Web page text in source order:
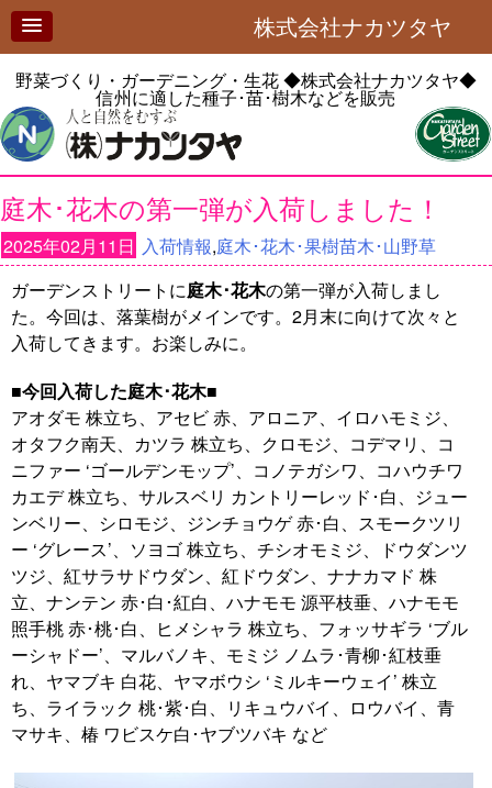
株式会社ナカツタヤ
野菜づくり・ガーデニング・生花◆株式会社ナカツタヤ◆
信州に適した種子･苗･樹木などを販売
庭木･花木の第一弾が入荷しました！
2025年02月11日 入荷情報,庭木･花木･果樹苗木･山野草
ガーデンストリートに庭木･花木の第一弾が入荷しまし
た。今回は、落葉樹がメインです。2月末に向けて次々と
入荷してきます。お楽しみに。
■今回入荷した庭木･花木■
アオダモ 株立ち、アセビ 赤、アロニア、イロハモミジ、
オタフク南天、カツラ 株立ち、クロモジ、コデマリ、コ
ニファー ‘ゴールデンモップ’、コノテガシワ、コハウチワ
カエデ 株立ち、サルスベリ カントリーレッド･白、ジュー
ンベリー、シロモジ、ジンチョウゲ 赤･白、スモークツリ
ー ‘グレース’、ソヨゴ 株立ち、チシオモミジ、ドウダンツ
ツジ、紅サラサドウダン、紅ドウダン、ナナカマド 株
立、ナンテン 赤･白･紅白、ハナモモ 源平枝垂、ハナモモ
照手桃 赤･桃･白、ヒメシャラ 株立ち、フォッサギラ ‘ブル
ーシャドー’、マルバノキ、モミジ ノムラ･青柳･紅枝垂
れ、ヤマブキ 白花、ヤマボウシ ‘ミルキーウェイ’ 株立
ち、ライラック 桃･紫･白、リキュウバイ、ロウバイ、青
マサキ、椿 ワビスケ白･ヤブツバキ など